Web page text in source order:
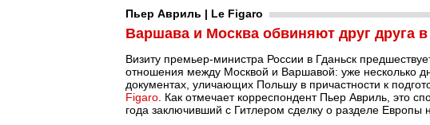
Пьер Авриль | Le Figaro
Варшава и Москва обвиняют друг друга
Визиту премьер-министра России в Гданьск
отношения между Москвой и Варшавой: уже несколько
документах, уличающих Польшу в причастности к
Figaro . Как отмечает корреспондент Пьер Авриль, это
года заключивший с Гитлером сделку о разделе